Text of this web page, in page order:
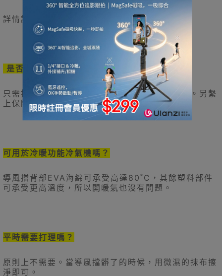
詳情請瀏覽安裝短片。
是否會掉下來？
只需按照安裝說明書安裝，導風擋便不易掉下來。另繫
上保險線，更加安心。
可用於冷暖功能冷氣機嗎？
導風擋背部EVA海綿可承受高達80˚C，其餘塑料部件
可承受更高溫度，所以開暖氣也沒有問題。
平時需要打理嗎？
原則上不需要。當導風擋髒了的時候，用微濕的抹布擦
淨即可。